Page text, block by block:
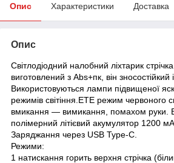
Опис Характеристики Доставка
Опис
Світлодіодний налобний ліхтарик
виготовлений з Abs+пк , він зносостійкий
Використовуються лампи підвищеної
режимів світіння.ETE режим червоного
вмикання — вимикання, помахом руки.
полімерний літієвий акумулятор 1200
Заряджання через USB Type-C.
Режими:
1 натискання горить верхня стрічка